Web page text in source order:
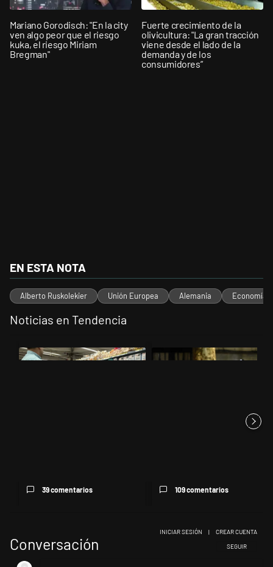
Mariano Gorodisch: "En la city
ven algo peor que el riesgo
kuka, el riesgo Miriam
Bregman"
Fuerte crecimiento de la
olivicultura: "La gran tracción
viene desde el lado de la
demanda y de los
consumidores”
EN ESTA NOTA
Alberto Ruskolekier Unión Europea Alemania Economía
Noticias en Tendencia
Un artículo de tendencia con el título "Inflación y dólar: cuáles son
39 comentarios
Un artículo de tendencia con el
109 comentarios
Conversación SIGA ESTA
SEGUIR
INICIAR SESIÓN | CREAR CUENTA